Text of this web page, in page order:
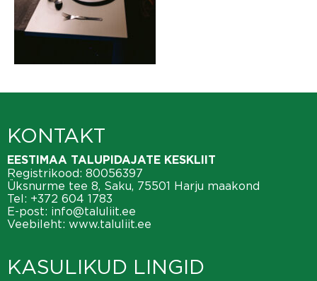
KONTAKT
EESTIMAA TALUPIDAJATE KESKLIIT
Registrikood: 80056397
Üksnurme tee 8, Saku, 75501 Harju maakond
Tel: +372 604 1783
E-post: info@taluliit.ee
Veebileht: www.taluliit.ee
KASULIKUD LINGID